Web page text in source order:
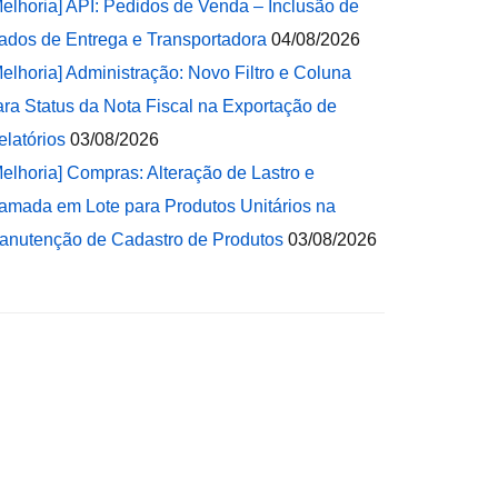
API: Pedidos de Venda – Inclusão de
de Entrega e Transportadora 04/08/2026
Administração: Novo Filtro e Coluna
Status da Nota Fiscal na Exportação de
03/08/2026
Compras: Alteração de Lastro e
em Lote para Produtos Unitários na
de Cadastro de Produtos 03/08/2026